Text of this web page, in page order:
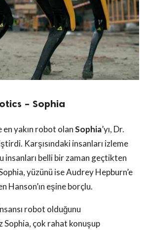
– Sophia
yakın robot olanSophia’yı, Dr.
Karşısındaki insanları izleme
insanları belli bir zaman geçtikten
yüzünü ise Audrey Hepburn’e
Hanson’ın eşine borçlu.
robot olduğunu
Sophia, çok rahat konuşup